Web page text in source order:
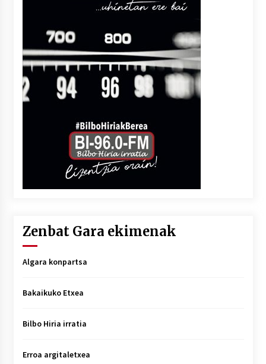
Zenbat Gara ekimenak
Algara konpartsa
Bakaikuko Etxea
Bilbo Hiria irratia
Erroa argitaletxea